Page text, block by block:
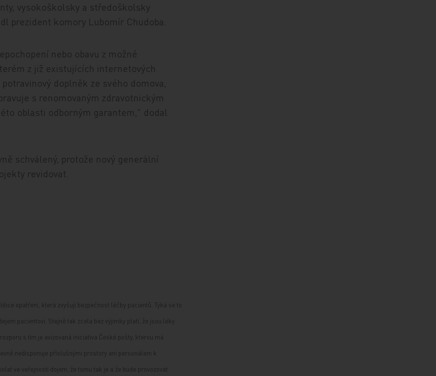
vysokoškolsky a středoškolsky
prezident komory Lubomír Chudoba.
nebo obavu z možné
z již existujících internetových
doplněk ze svého domova,
s renomovaným zdravotnickým
oblasti odborným garantem," dodal
schválený, protože nový generální
revidovat.
opatření, která zvyšují bezpečnost léčby pacientů. Týká se to
pacientovi. Stejně tak zcela bez výjimky platí, že jsou léky
s tím je avizovaná iniciativa České pošty, kterou má
nedisponuje příslušnými prostory ani personálem k
ve veřejnosti dojem, že tomu tak je a že bude provozovat